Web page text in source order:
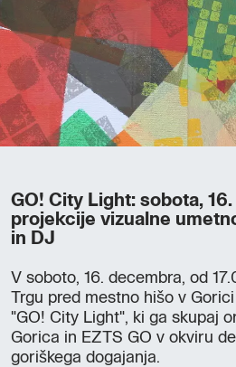
GO! City Light: sobota,
projekcije vizualne
in DJ
V soboto, 16. decembra, od
Trgu pred mestno hišo v
"GO! City Light", ki ga skupaj
Gorica in EZTS GO v okviru
goriškega dogajanja.